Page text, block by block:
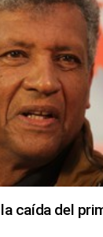
caída del